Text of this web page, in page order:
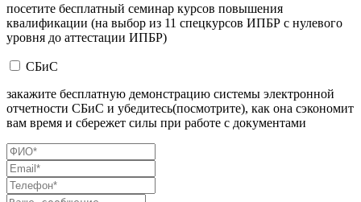
посетите бесплатный семинар курсов повышения
квалификации (на выбор из 11 спецкурсов ИПБР с нулевого
уровня до аттестации ИПБР)
СБиС
закажите бесплатную демонстрацию системы электронной
отчетности СБиС и убедитесь(посмотрите), как она сэкономит
вам время и сбережет силы при работе с документами